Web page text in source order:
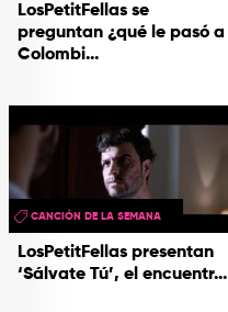
LosPetitFellas se
preguntan ¿qué le pasó a
Colombi...
LosPetitFellas presentan
‘Sálvate Tú’, el encuentr...
CANCIÓN DE LA SEMANA